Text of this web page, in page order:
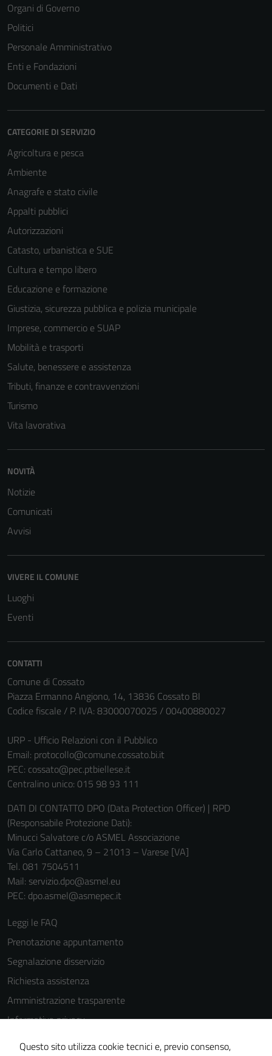
Organi di Governo
Politici
Personale Amministrativo
Enti e Fondazioni
Documenti e Dati
CATEGORIE DI SERVIZIO
Agricoltura e pesca
Ambiente
Anagrafe e stato civile
Appalti pubblici
Autorizzazioni
Catasto, urbanistica e SUE
Cultura e tempo libero
Educazione e formazione
Giustizia, sicurezza pubblica e polizia municipale
Imprese, commercio e SUAP
Mobilità e trasporti
Salute, benessere e assistenza
Tributi, finanze e contravvenzioni
Turismo
Vita lavorativa
NOVITÀ
Notizie
Comunicati
Avvisi
VIVERE IL COMUNE
Luoghi
Eventi
CONTATTI
Comune di Cossato
Piazza Ermanno Angiono, 14, 13836 Cossato BI
Codice fiscale / P. IVA: 83000070025 / 00400880027
URP - Ufficio Relazioni con il Pubblico
Email: protocollo@comune.cossato.bi.it
PEC: cossato@pec.ptbiellese.it
Centralino unico: 015 98 93 111
DATI DI CONTATTO DPO (Data Protection Officer) | RPD
(Responsabile Protezione Dati):
Minucci Salvatore c/o ASMEL Associazione
Via Carlo Cattaneo, 9 – 21013 – Varese [VA]
Tel. 081 7504511
Mail: servizio.dpo@asmel.eu
PEC: dpo.asmel@asmepec.it
Leggi le FAQ
Prenotazione appuntamento
Segnalazione disservizio
Richiesta assistenza
Amministrazione trasparente
Informativa privacy
Cookie Policy
Questo sito utilizza cookie tecnici e, previo consenso,
Questi cookie
informazioni